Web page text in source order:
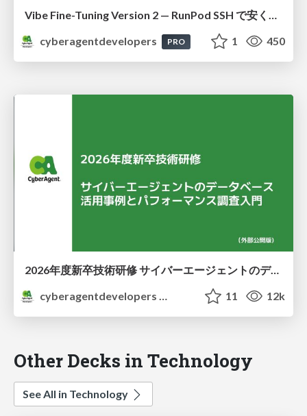
Vibe Fine-Tuning Version 2 — RunPod SSH で安く学習してみた
cyberagentdevelopers
PRO 1 450
2026年度新卒技術研修 サイバーエージェントのデータベース 活用事例とパフォーマンス調査入門
cyberagentdevelopers
11 12k
Other Decks in Technology
See All in Technology